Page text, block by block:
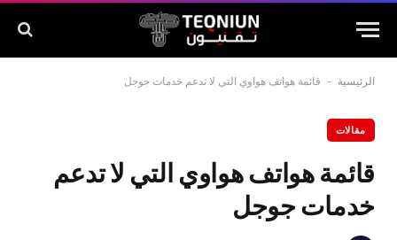
الرئيسية - قائمة هواتف هواوي التي لا تدعم خدمات جوجل
مقالات
قائمة هواتف هواوي التي لا تدعم
خدمات جوجل